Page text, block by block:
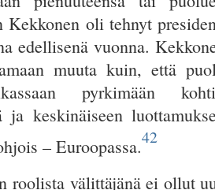
Kekkonen oli tehnyt
edellisenä vuonna.
muuta kuin, että
pyrkimään
ja keskinäiseen
– Euroopassa.42
roolista välittäjänä ei ollut